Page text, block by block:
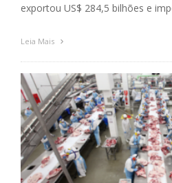
exportou US$ 284,5 bilhões e
Leia Mais